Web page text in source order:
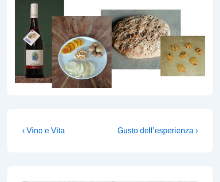
Post
Previous
‹ Vino e Vita
Next
Gusto dell’esperienza ›